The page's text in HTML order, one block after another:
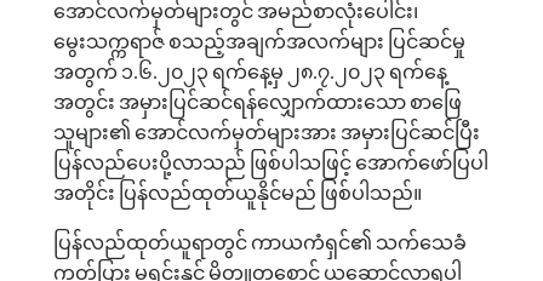
အောင်လက်မှတ်များတွင် အမည်စာလုံးပေါင်း၊
မွေးသက္ကရာဇ် စသည့်အချက်အလက်များ ပြင်ဆင်မှု
အတွက် ၁.၆. ၂၀၂၃ ရက်နေ့မှ ၂၈.၇. ၂၀၂၃ ရက်နေ့
အတွင်း အမှားပြင်ဆင်ရန်လျှောက်ထားသော စာဖြေ
သူများ၏ အောင်လက်မှတ်များအား အမှားပြင်ဆင်ပြီး
ပြန်လည်ပေးပို့လာသည် ဖြစ်ပါသဖြင့် အောက်ဖော်ပြပါ
အတိုင်း ပြန်လည်ထုတ်ယူနိုင်မည် ဖြစ်ပါသည်။
ပြန်လည်ထုတ်ယူရာတွင် ကာယကံရှင်၏ သက်သေခံ
ကတ်ပြား မူရင်းနှင့် မိတ္တူတစောင် ယူဆောင်လာရပါ